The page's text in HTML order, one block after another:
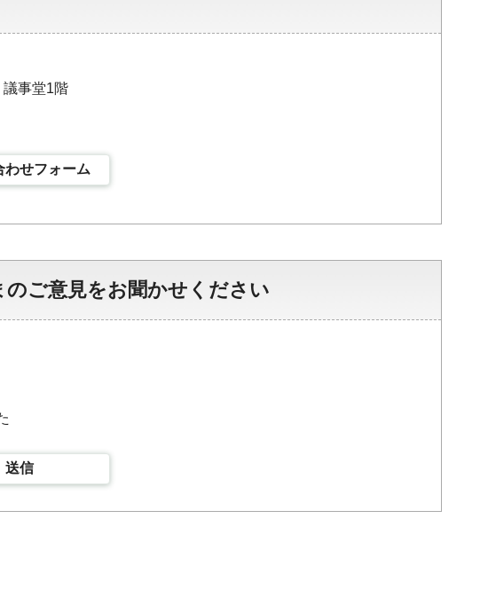
事堂1階
わせフォーム
ご意見をお聞かせください
送信